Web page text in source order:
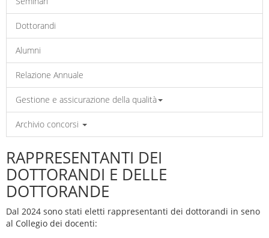
Dottorandi
Alumni
Relazione Annuale
Gestione e assicurazione della qualità
Archivio concorsi
RAPPRESENTANTI DEI
DOTTORANDI E DELLE
DOTTORANDE
Dal 2024 sono stati eletti rappresentanti dei dottorandi in seno
al Collegio dei docenti: